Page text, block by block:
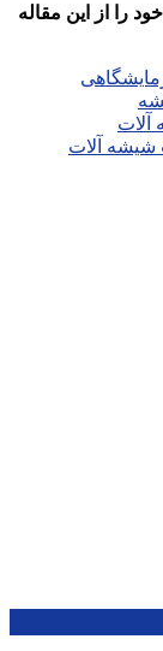
را از این مقاله
شیشه آلات